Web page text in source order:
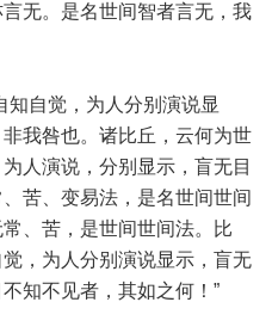
无。是名世间智者言无，我
知自觉，为人分别演说显
我咎也。诸比丘，云何为世
人演说，分别显示，盲无目
苦、变易法，是名世间世间
、苦，是世间世间法。比
，为人分别演说显示，盲无
知不见者，其如之何！”